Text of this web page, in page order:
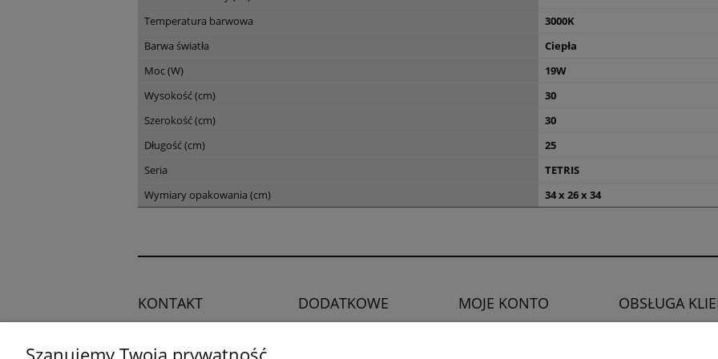
Temperatura barwowa
3000K
Barwa światła
Ciepła
Moc (W)
19W
Wysokość (cm)
30
Szerokość (cm)
30
Długość (cm)
25
Seria
TETRIS
Wymiary opakowania (cm)
34 x 26 x 34
KONTAKT DODATKOWE MOJE KONTO OBSŁUGA